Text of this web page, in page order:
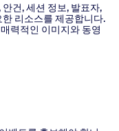
건, 세션 정보, 발표자,
리소스를 제공합니다.
력적인 이미지와 동영